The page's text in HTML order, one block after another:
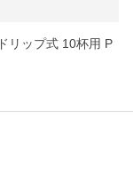
リップ式 10杯用 P